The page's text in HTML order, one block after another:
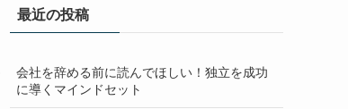
最近の投稿
会社を辞める前に読んでほしい！独立を成功
に導くマインドセット